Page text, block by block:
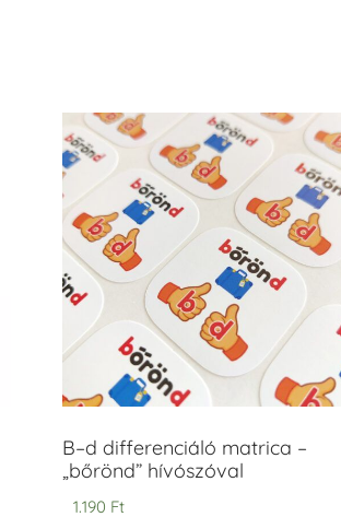
B–d differenciáló matrica –
„bőrönd” hívószóval
1.190 Ft